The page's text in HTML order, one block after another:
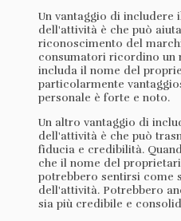
Un vantaggio di includere
dell'attività è che può
riconoscimento del
consumatori ricordino un
includa il nome del
particolarmente
personale è forte e noto.
Un altro vantaggio di
dell'attività è che può
fiducia e credibilità.
che il nome del
potrebbero sentirsi come
dell'attività. Potrebbero
sia più credibile e